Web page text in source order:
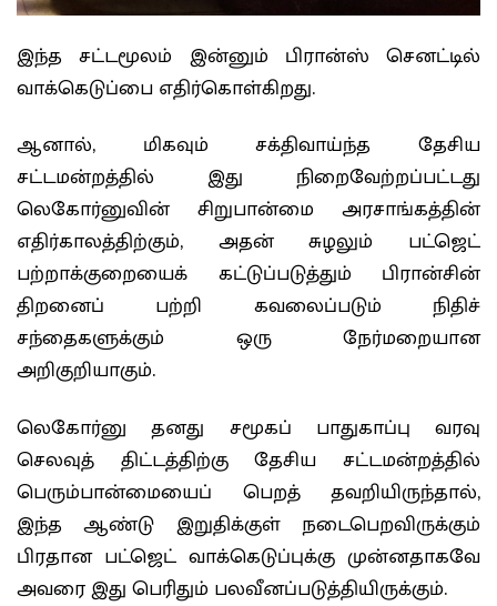
இந்த சட்டமூலம் இன்னும் பிரான்ஸ் செனட்டில்
வாக்கெடுப்பை எதிர்கொள்கிறது.
ஆனால், மிகவும் சக்திவாய்ந்த தேசிய
சட்டமன்றத்தில் இது நிறைவேற்றப்பட்டது
லெகோர்னுவின் சிறுபான்மை அரசாங்கத்தின்
எதிர்காலத்திற்கும், அதன் சுழலும் பட்ஜெட்
பற்றாக்குறையைக் கட்டுப்படுத்தும் பிரான்சின்
திறனைப் பற்றி கவலைப்படும் நிதிச்
சந்தைகளுக்கும் ஒரு நேர்மறையான
அறிகுறியாகும்.
லெகோர்னு தனது சமூகப் பாதுகாப்பு வரவு
செலவுத் திட்டத்திற்கு தேசிய சட்டமன்றத்தில்
பெரும்பான்மையைப் பெறத் தவறியிருந்தால்,
இந்த ஆண்டு இறுதிக்குள் நடைபெறவிருக்கும்
பிரதான பட்ஜெட் வாக்கெடுப்புக்கு முன்னதாகவே
அவரை இது பெரிதும் பலவீனப்படுத்தியிருக்கும்.